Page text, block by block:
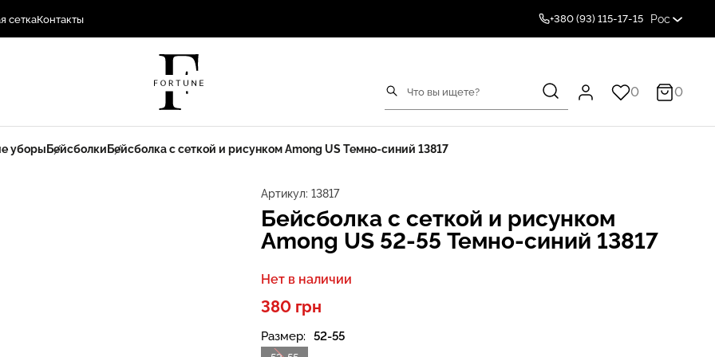
сеткаКонтакты +380 (93) 115-17-15 Рос
0 0
уборы Бейсболки Бейсболка с сеткой и рисунком Among US Темно-синий 13817
Артикул: 13817
Бейсболка с сеткой и рисунком
Among US 52-55 Темно-синий 13817
Нет в наличии
380 грн
Размер: 52-55